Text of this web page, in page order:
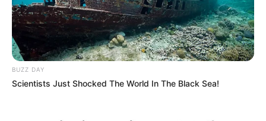
CLAN DEL GOLFO
MANTÉNGASE EN ALERTA
Tenemos todas las noticias que le
BUZZ DAY
Scientists Just Shocked The World In The Black Sea!